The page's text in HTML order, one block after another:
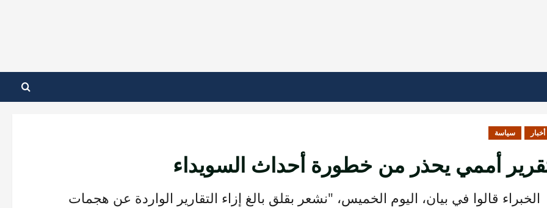
أخبار سياسة
أممي يحذر من خطورة أحداث السويداء
الخبراء قالوا في بيان، اليوم الخميس، "نشعر بقلق بالغ إزاء التقارير الواردة عن هجمات